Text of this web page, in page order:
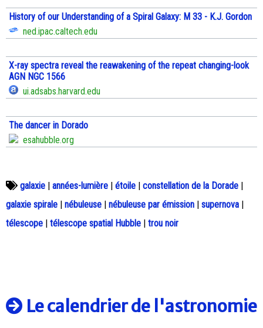
History of our Understanding of a Spiral Galaxy: M 33 - K.J. Gordon
ned.ipac.caltech.edu
X-ray spectra reveal the reawakening of the repeat changing-look
AGN NGC 1566
ui.adsabs.harvard.edu
The dancer in Dorado
esahubble.org
galaxie années-lumière étoile constellation de la Dorade
galaxie spirale
nébuleuse nébuleuse par émission supernova
télescope
télescope spatial Hubble trou noir
Le calendrier de l'astronomie